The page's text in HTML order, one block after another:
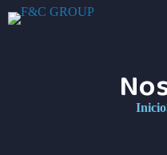
Inicio